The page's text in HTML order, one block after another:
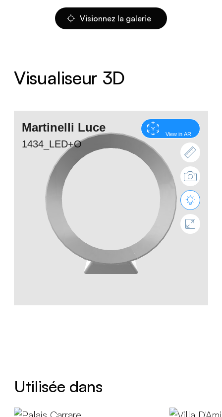
Visionnez la galerie
Visualiseur 3D
Utilisée dans